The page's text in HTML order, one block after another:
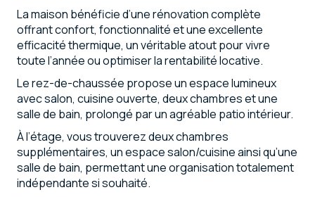
La maison bénéficie d’une rénovation complète
offrant confort, fonctionnalité et une excellente
efficacité thermique, un véritable atout pour vivre
toute l’année ou optimiser la rentabilité locative.
Le rez-de-chaussée propose un espace lumineux
avec salon, cuisine ouverte, deux chambres et une
salle de bain, prolongé par un agréable patio intérieur.
À l’étage, vous trouverez deux chambres
supplémentaires, un espace salon/cuisine ainsi qu’une
salle de bain, permettant une organisation totalement
indépendante si souhaité.